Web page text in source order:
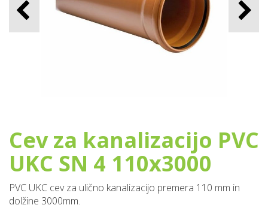
Cev za kanalizacijo PVC
UKC SN 4 110x3000
PVC UKC cev za ulično kanalizacijo premera 110 mm in
dolžine 3000mm.